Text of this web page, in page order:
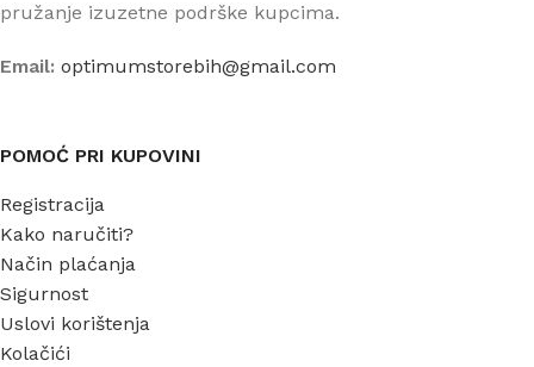
pružanje izuzetne podrške kupcima.
Email: optimumstorebih@gmail.com
POMOĆ PRI KUPOVINI
Registracija
Kako naručiti?
Način plaćanja
Sigurnost
Uslovi korištenja
Kolačići